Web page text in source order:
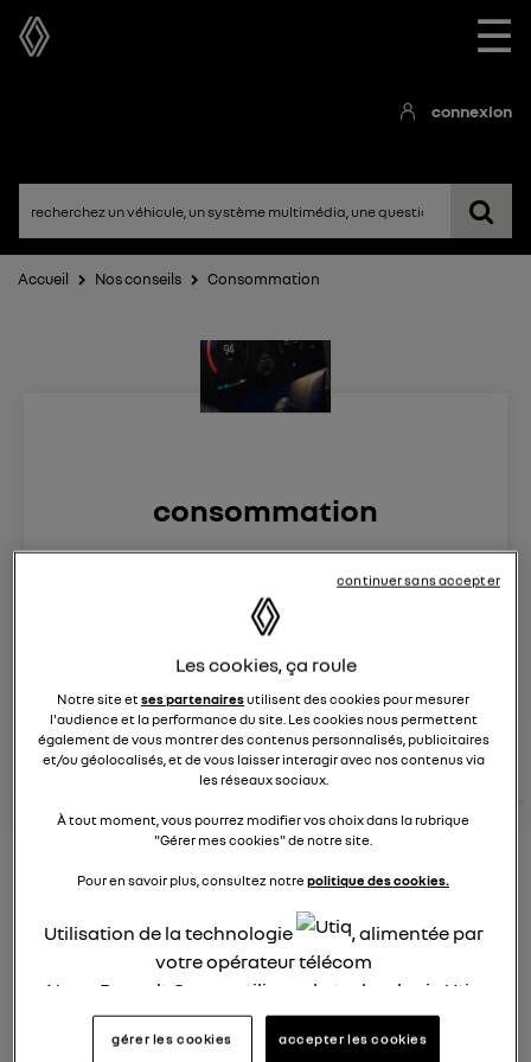
☰
connexion
Accueil Nos conseils Consommation
consommation
12:51
Véhicules
posez une question
conseils Renault
consultez les
conseils
similaires
voir tous les
conseils
Consommation carburant
26 janvier 2022 à 12:50
Bonjour
Les cookies, ça roule
Notre site etses partenairesutilisent des cookies pour mesurer
l'audience et la performance du site. Les cookies nous permettent
également de vous montrer des contenus personnalisés, publicitaires
et/ou géolocalisés, et de vous laisser interagir avec nos contenus via
les réseaux sociaux.
À tout moment, vous pourrez modifier vos choix dans la rubrique
"Gérer mes cookies" de notre site.
Pour en savoir plus, consultez notrepolitique des cookies.
Utilisation de la technologie
, alimentée par
votre opérateur télécom
Nous, Renault Group, utilisons la technologie Utiq
pour nos activités digitales (telles que décrites
dans cette notice de consentement) et liées à
gérer les cookies accepter les cookies
continuer sans accepter